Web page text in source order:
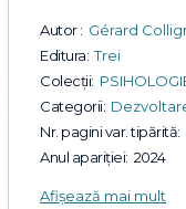
Autor : Gérard
Editura: Trei
Colecții:
Categorii:
Nr. pagini var. tipărită:
Anul apariției: 2024
Afișează mai mult